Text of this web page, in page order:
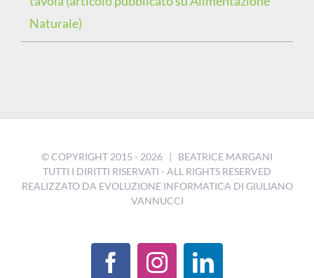
Naturale)
© COPYRIGHT 2015 - 2026 | BEATRICE MARGANI
TUTTI I DIRITTI RISERVATI - ALL RIGHTS RESERVED
REALIZZATO DA EVOLUZIONE INFORMATICA DI GIULIANO
VANNUCCI